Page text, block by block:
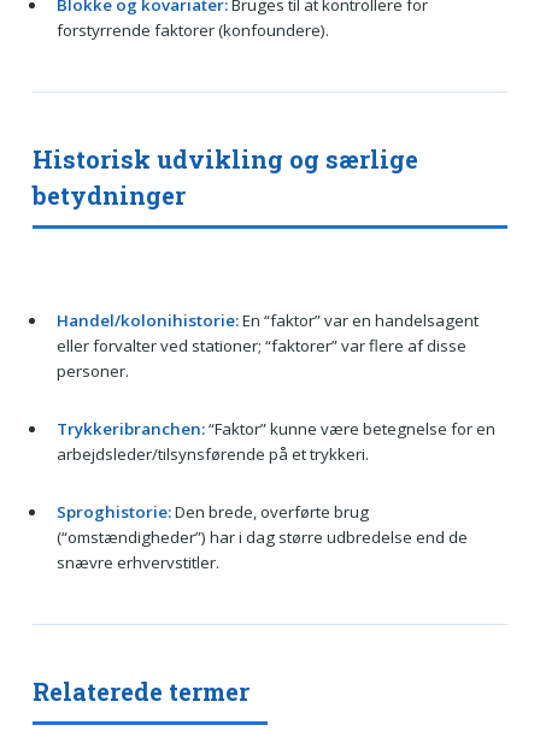
forstyrrende faktorer (konfoundere).
Historisk udvikling og særlige
betydninger
Handel/kolonihistorie:En “faktor” var en handelsagent
eller forvalter ved stationer; “faktorer” var flere af disse
personer.
Trykkeribranchen:“Faktor” kunne være betegnelse for en
arbejdsleder/tilsynsførende på et trykkeri.
Sproghistorie:Den brede, overførte brug
(“omstændigheder”) har i dag større udbredelse end de
snævre erhvervstitler.
Relaterede termer